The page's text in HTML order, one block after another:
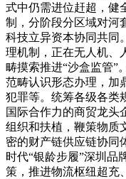
式中仍需进位赶超，健
制，分阶段分区域对河
科技立异资本协同共
理机制，正在无人机、
畴摸索推进“沙盒监管”
范畴认识形态办理，加
犯罪等。统筹各级各类
国际合作力的商贸龙头
组织和扶植，鞭策物质
密的财产链供应链协同
时代“银龄步履”深圳品
策，推进物流枢纽超充